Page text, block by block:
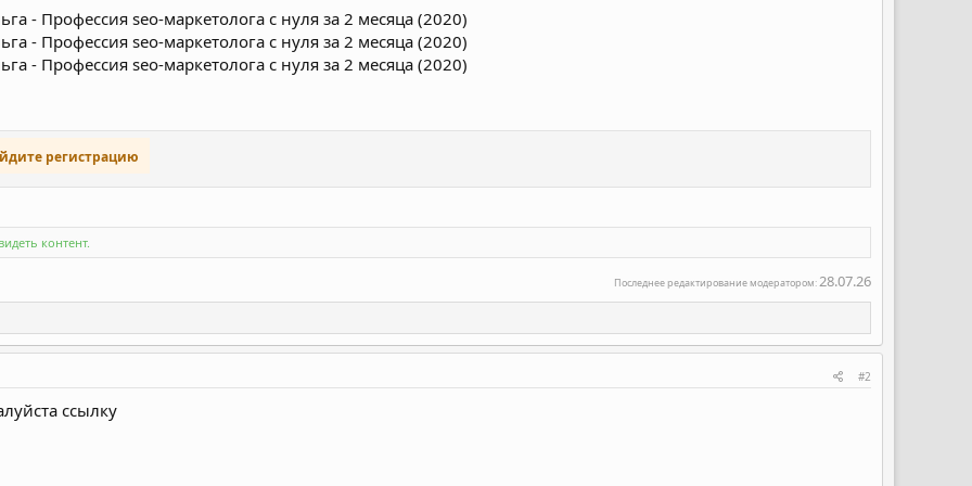
регистрацию
контент.
Последнее редактирование модератором: 28.07.26
#2
ссылку